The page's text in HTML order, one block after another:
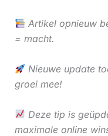
Artikel opnieuw
= macht.
Nieuwe update
groei mee!
Deze tip is
maximale online